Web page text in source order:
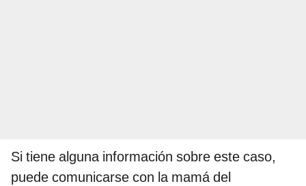
Si tiene alguna información sobre este caso,
puede comunicarse con la mamá del